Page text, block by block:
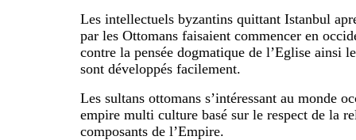
Les intellectuels byzantins quittant Istanbul
par les Ottomans faisaient commencer en
contre la pensée dogmatique de l’Eglise ainsi
sont développés facilement.
Les sultans ottomans s’intéressant au monde
empire multi culture basé sur le respect de la
composants de l’Empire.